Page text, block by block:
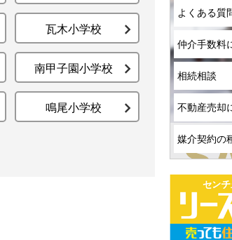
瓦木小学校
南甲子園小学校
鳴尾小学校
よくある質
仲介手数料
相続相談
不動産売却
媒介契約の